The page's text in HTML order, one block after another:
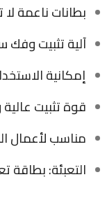
بطانات ناعمة لا
آلية تثبيت وفك
إمكانية
قوة تثبيت
مناسب لأعمال
التعبئة: بطاقة